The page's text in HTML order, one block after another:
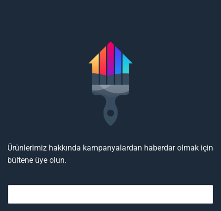
Ürünlerimiz hakkında kampanyalardan haberdar olmak için
bültene üye olun.